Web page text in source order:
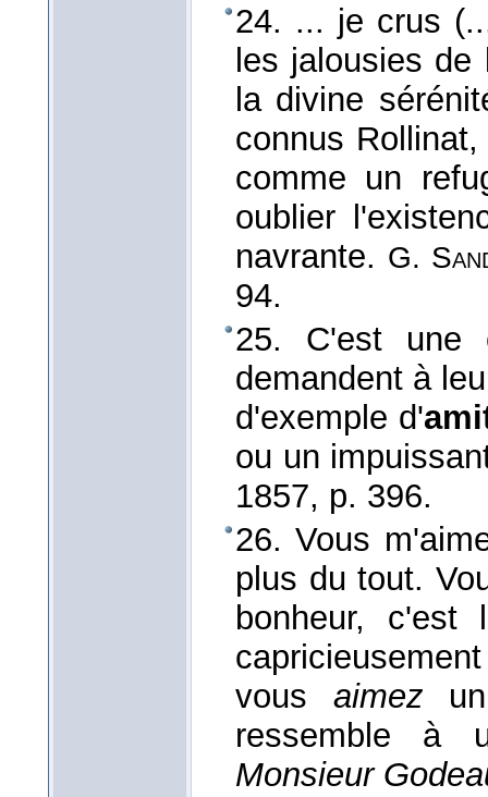
24. ... je crus
les jalousies de
la divine
connus
comme un
oublier
navrante. G.
94.
25. C'est une
demandent à
d'exemple d'
ou un
1857, p. 396.
26. Vous
plus du tout.
bonheur, c'est
vous aimez
ressemble à
Monsieur